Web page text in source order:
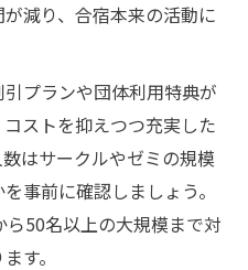
減り、合宿本来の活動に
プランや団体利用特典が
ストを抑えつつ充実した
はサークルやゼミの規模
事前に確認しましょう。
50名以上の大規模まで対
す。